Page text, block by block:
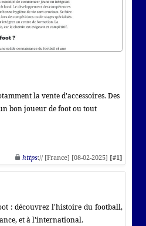
la vente d'accessoires. Des
bon joueur de foot ou tout
https:// [France] [08-02-2025] [#1]
: découvrez l'histoire du football,
et à l'international.